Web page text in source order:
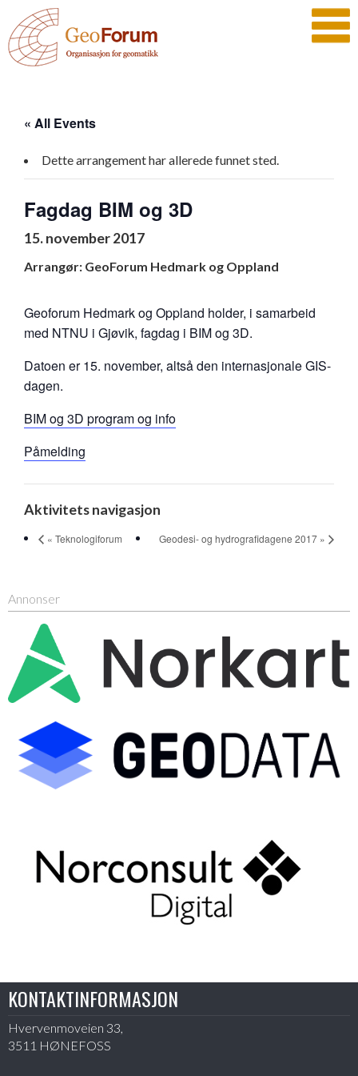
« All Events
Dette arrangement har allerede funnet sted.
Fagdag BIM og 3D
15. november 2017
Arrangør: GeoForum Hedmark og Oppland
Geoforum Hedmark og Oppland holder, i samarbeid
med NTNU i Gjøvik, fagdag i BIM og 3D.
Datoen er 15. november, altså den internasjonale GIS-
dagen.
BIM og 3D program og info
Påmelding
Aktivitets navigasjon
« Teknologiforum Geodesi- og hydrografidagene 2017 »
Annonser
KONTAKTINFORMASJON
Hvervenmoveien 33,
3511 HØNEFOSS